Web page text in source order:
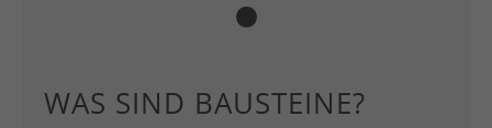
WAS SIND BAUSTEINE?